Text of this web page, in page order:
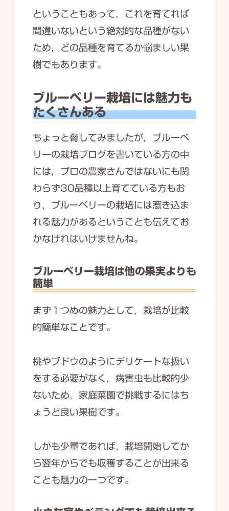
ということもあって，これを育てれば
間違いないという絶対的な品種がない
ため，どの品種を育てるか悩ましい果
樹でもあります。
ブルーベリー栽培には魅力も
たくさんある
ちょっと脅してみましたが，ブルーベ
リーの栽培ブログを書いている方の中
には，プロの農家さんではないにも関
わらず30品種以上育てている方もお
り，ブルーベリーの栽培には惹き込ま
れる魅力があるということも伝えてお
かなければいけませんね。
ブルーベリー栽培は他の果実よりも
簡単
まず１つめの魅力として，栽培が比較
的簡単なことです。
桃やブドウのようにデリケートな扱い
をする必要がなく，病害虫も比較的少
ないため，家庭菜園で挑戦するにはち
ょうど良い果樹です。
しかも少量であれば，栽培開始してか
ら翌年からでも収穫することが出来る
ことも魅力の一つです。